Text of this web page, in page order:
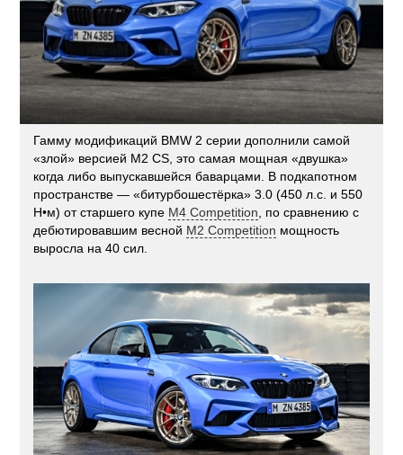
Гамму модификаций BMW 2 серии дополнили самой
«злой» версией M2 CS, это самая мощная «двушка»
когда либо выпускавшейся баварцами. В подкапотном
пространстве — «битурбошестёрка» 3.0 (450 л.с. и 550
Н•м) от старшего купе M4 Competition , по сравнению с
дебютировавшим весной М2 Competition мощность
выросла на 40 сил.